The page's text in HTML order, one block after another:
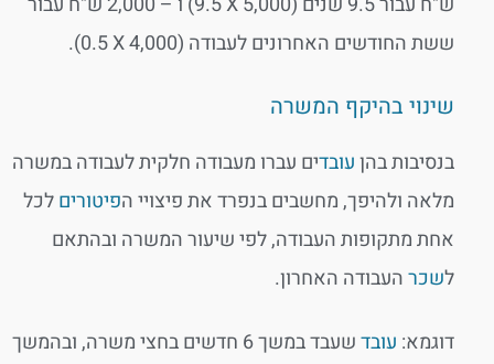
ששת החודשים האחרונים לעבודה (4,000 X‏ 0.5).
שינוי בהיקף המשרה
בנסיבות בהןעובדים עברו מעבודה חלקית לעבודה במשרה
מלאה ולהיפך, מחשבים בנפרד את פיצויי הפיטוריםלכל
אחת מתקופות העבודה, לפי שיעור המשרה ובהתאם
לשכרהעבודה האחרון.
דוגמא:עובד
שעבד במשך 6 חדשים בחצי משרה, ובהמשך